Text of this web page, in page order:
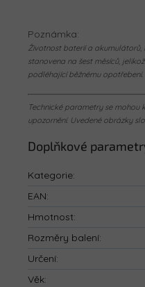
Poznámka:
Životnost baterií a
stanovena na šest měsíců,
podléhající běžnému opotřebení.
Technické parametry se mohou
upozornění. Uvedené obrázky
Doplňkové
Kategorie:
EAN:
Hmotnost:
Rozměry balení:
Určení:
Věk: